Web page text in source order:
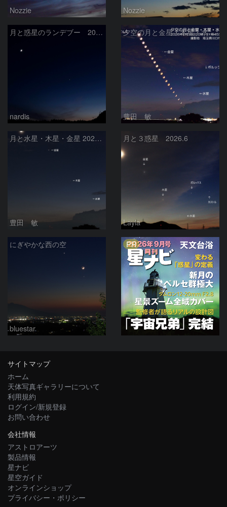
Nozzie Nozzie
月と惑星のランデブー 2026/06/19
nardis
夕空の月と金星・木星・水星の接近 2026/6/18
豊田 敏
月と水星・木星・金星 2026/6/18
豊田 敏
月と３惑星 2026.6
Layla
にぎやかな西の空
bluestar
PR
サイトマップ
ホーム
天体写真ギャラリーについて
利用規約
ログイン/新規登録
お問い合わせ
会社情報
アストロアーツ
製品情報
星ナビ
星空ガイド
オンラインショップ
プライバシー・ポリシー